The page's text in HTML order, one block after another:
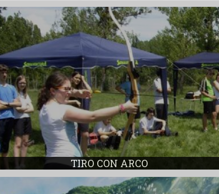
TIRO CON ARCO